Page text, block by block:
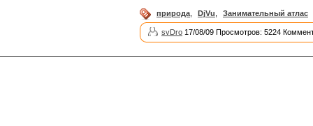
природа DjVu Занимательный атлас
svDro 17/08/09 Просмотров: 5224